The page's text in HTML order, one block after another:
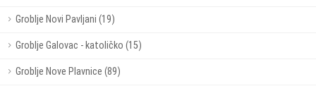
Groblje Novi Pavljani (19)
Groblje Galovac - katoličko (15)
Groblje Nove Plavnice (89)